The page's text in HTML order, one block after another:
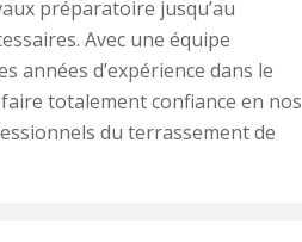
préparatoire jusqu’au
Avec une équipe
années d’expérience dans le
totalement confiance en nos
du terrassement de